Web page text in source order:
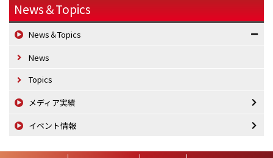
News＆Topics
News＆Topics
News
Topics
メディア実績
イベント情報